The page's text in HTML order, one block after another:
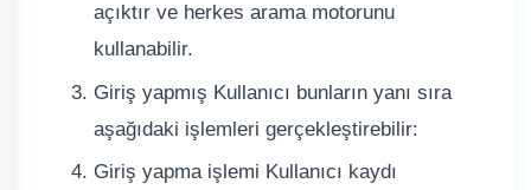
açıktır ve herkes arama motorunu
kullanabilir.
Giriş yapmış Kullanıcı bunların yanı sıra
aşağıdaki işlemleri gerçekleştirebilir:
Giriş yapma işlemi Kullanıcı kaydı